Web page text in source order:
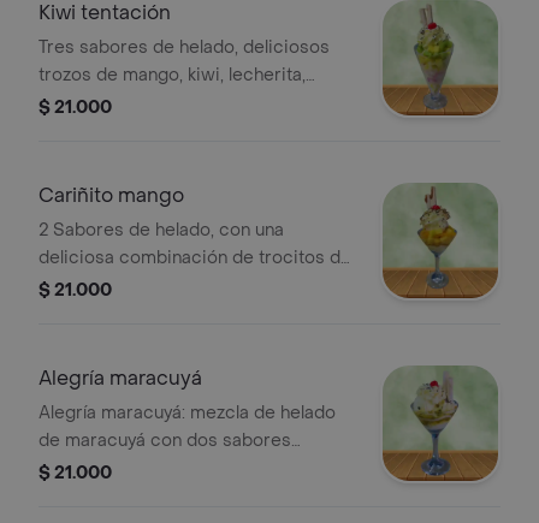
Kiwi tentación
Tres sabores de helado, deliciosos
trozos de mango, kiwi, lecherita,
barquillo y chantilly.24 oz
$ 21.000
Cariñito mango
2 Sabores de helado, con una
deliciosa combinación de trocitos de
mango con durazno, chantilly, salsa de
$ 21.000
Alegría maracuyá
Alegría maracuyá: mezcla de helado
de maracuyá con dos sabores
adicionales, chantilly, leche
$ 21.000